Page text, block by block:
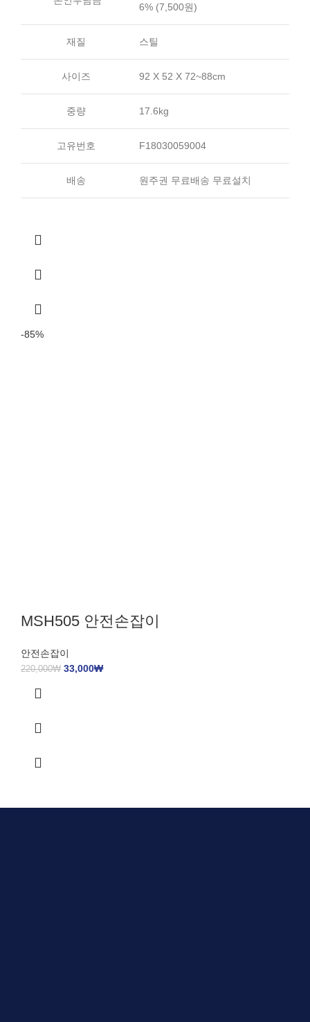
6% (7,500원)
재질 스틸
사이즈 92 X 52 X 72~88cm
중량 17.6kg
고유번호 F18030059004
배송 원주권 무료배송 무료설치
-85%
MSH505 안전손잡이
안전손잡이
220,000₩ 33,000₩